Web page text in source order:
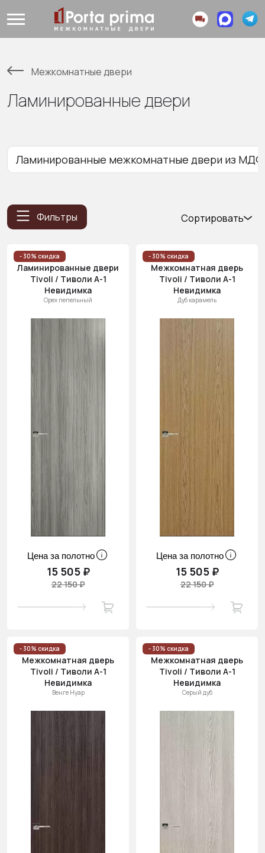
Межкомнатные двери
Ламинированные двери
Ламинированные межкомнатные двери из МДФ
Фильтры
Сортировать
Цена
(возр.)
Цена (убыв.)
Cначала
новинки
Cначала
скидки
- 30% скидка
Ламинированные двери
Tivoli / Тиволи А-1
Невидимка
Орех пепельный
Цена за полотно
15 505 ₽
22 150 ₽
- 30% скидка
Межкомнатная дверь
Tivoli / Тиволи А-1
Невидимка
Дуб карамель
Цена за полотно
15 505 ₽
22 150 ₽
- 30% скидка
Межкомнатная дверь
Tivoli / Тиволи А-1
Невидимка
Венге Нуар
- 30% скидка
Межкомнатная дверь
Tivoli / Тиволи А-1
Невидимка
Серый дуб